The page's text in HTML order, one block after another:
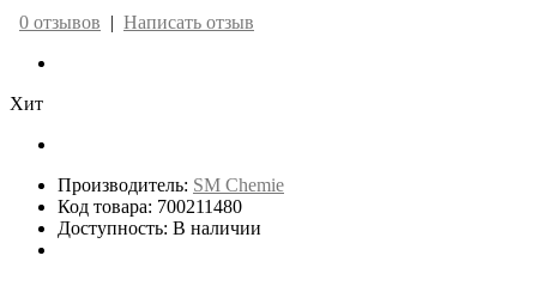
0 отзывов | Написать отзыв
Хит
Производитель: SM Chemie
Код товара: 700211480
Доступность: В наличии